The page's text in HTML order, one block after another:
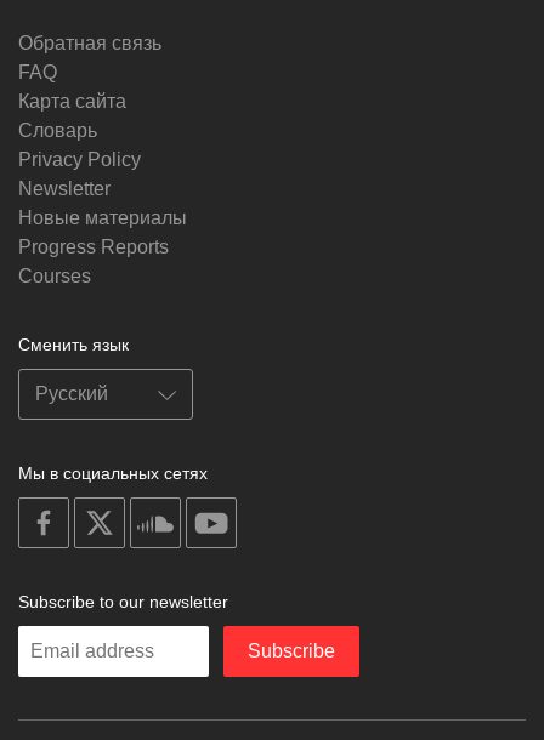
Обратная связь
FAQ
Карта сайта
Словарь
Privacy Policy
Newsletter
Новые материалы
Progress Reports
Courses
Сменить язык
Мы в социальных сетях
on
facebook
soundcloud
Subscribe to our newsletter
Enter
Subscribe